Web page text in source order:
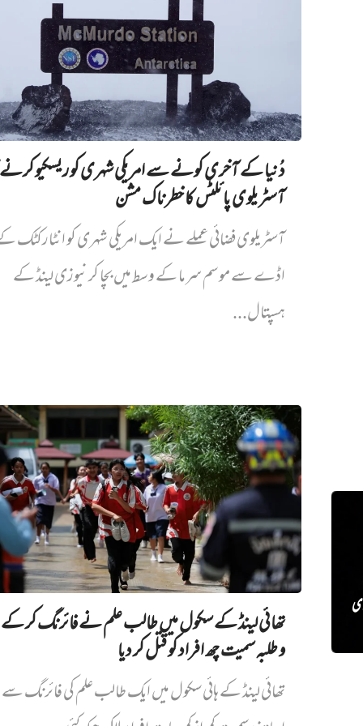
دُنیا کے آخری کونے سے امریکی شہری کو ریسکیو
آسٹریلوی پائلٹس کا خطرناک مشن
آسٹریلوی فضائی عملے نے ایک امریکی شہری کو انٹارکٹک
اڈے سے موسم سرما کے وسط میں بچا کر نیوزی لینڈ کے
ہسپتال...
تھائی لینڈ کے سکول میں طالب علم نے فائرنگ کر
و طلبہ سمیت چھ افراد کو قتل کر دیا
تھائی لینڈ کے ہائی سکول میں ایک طالب علم کی فائرنگ سے